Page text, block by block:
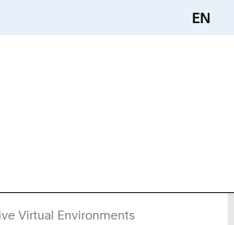
EN
Virtual Environments